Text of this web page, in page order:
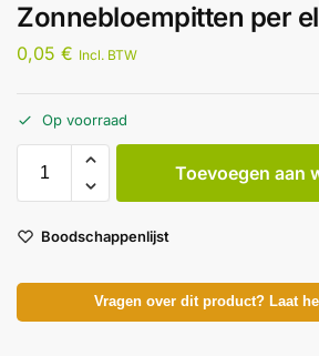
Zonnebloempitten per el
0,05 € Incl. BTW
Op voorraad
Toevoegen aan
Boodschappenlijst
Vragen over dit product? Laat